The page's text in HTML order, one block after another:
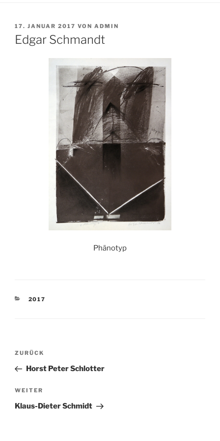
VERÖFFENTLICHT
AM
17. JANUAR 2017 VON ADMIN
Edgar Schmandt
Phänotyp
KATEGORIEN
2017
Beitragsnavigation
Vorheriger
Beitrag
ZURÜCK
Horst Peter Schlotter
Nächster
Beitrag
WEITER
Klaus-Dieter Schmidt